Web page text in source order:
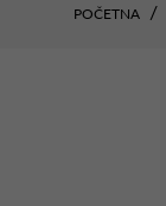
POČETNA